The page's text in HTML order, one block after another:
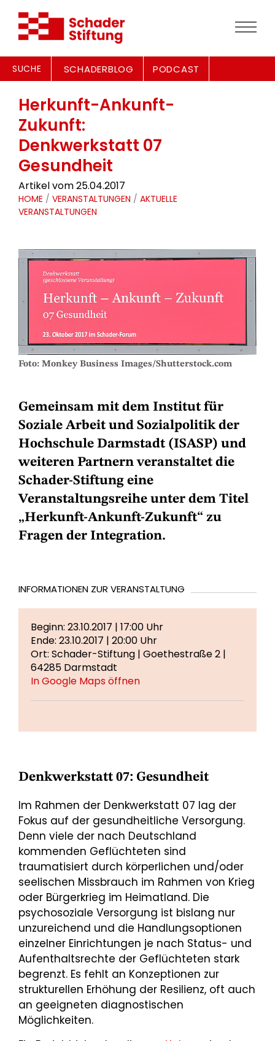
SUCHE SCHADERBLOG PODCAST
Herkunft-Ankunft-
Zukunft:
Denkwerkstatt 07
Gesundheit
Artikel vom 25.04.2017
HOME / VERANSTALTUNGEN / AKTUELLE
VERANSTALTUNGEN
Foto: Monkey Business Images/Shutterstock.com
Gemeinsam mit dem Institut für
Soziale Arbeit und Sozialpolitik der
Hochschule Darmstadt (ISASP) und
weiteren Partnern veranstaltet die
Schader-Stiftung eine
Veranstaltungsreihe unter dem Titel
„Herkunft-Ankunft-Zukunft“ zu
Fragen der Integration.
INFORMATIONEN ZUR VERANSTALTUNG
Beginn: 23.10.2017 | 17:00 Uhr
Ende: 23.10.2017 | 20:00 Uhr
Ort: Schader-Stiftung | Goethestraße 2 |
64285 Darmstadt
In Google Maps öffnen
Denkwerkstatt 07: Gesundheit
Im Rahmen der Denkwerkstatt 07 lag der
Fokus auf der gesundheitliche Versorgung.
Denn viele der nach Deutschland
kommenden Geflüchteten sind
traumatisiert durch körperlichen und/oder
seelischen Missbrauch im Rahmen von Krieg
oder Bürgerkrieg im Heimatland. Die
psychosoziale Versorgung ist bislang nur
unzureichend und die Handlungsoptionen
einzelner Einrichtungen je nach Status- und
Aufenthaltsrechte der Geflüchteten stark
begrenzt. Es fehlt an Konzeptionen zur
strukturellen Erhöhung der Resilienz, oft auch
an geeigneten diagnostischen
Möglichkeiten.